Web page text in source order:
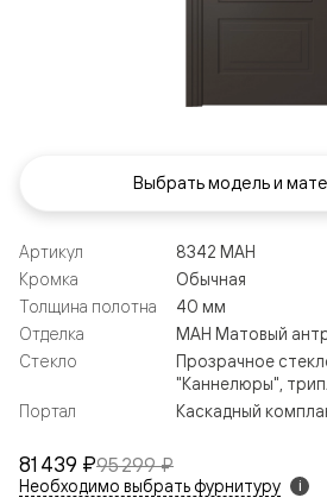
81 439 ₽95 299 ₽
Необходимо выбрать фурнитуру i
Артикул
8342 МАН
Кромка
Обычная
Толщина полотна
40 мм
Отделка
МАН Матовый
Стекло
Прозрачное
"Каннелюры",
Портал
Каскадный
Выбрать модель и